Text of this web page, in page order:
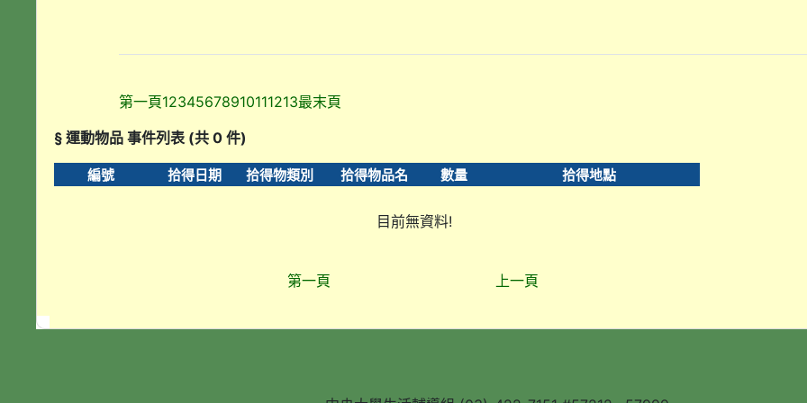
第一頁12345678910111213最末頁
§ 運動物品 事件列表 (共 0 件)
編號 拾得日期 拾得物類別 拾得物品名 數量 拾得地點
目前無資料!
第一頁 上一頁